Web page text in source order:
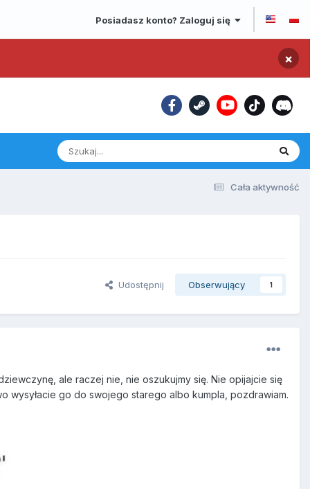
Posiadasz konto? Zaloguj się
×
Cała aktywność
Udostępnij Obserwujący 1
ale raczej nie, nie oszukujmy się. Nie opijajcie się
wysyłacie go do swojego starego albo kumpla, pozdrawiam.